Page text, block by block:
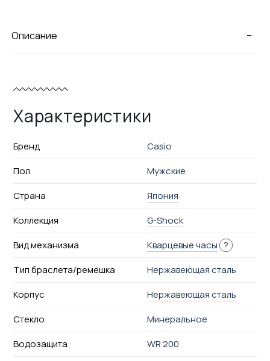
-
Описание
Характеристики
Бренд
Casio
Пол
Мужские
Страна
Япония
Коллекция
G-Shock
Вид механизма
Кварцевые часы ?
Тип браслета/ремешка
Нержавеющая сталь
Корпус
Нержавеющая сталь
Стекло
Минеральное
Водозащита
WR 200